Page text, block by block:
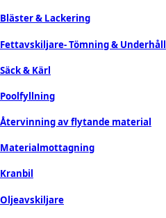
Bläster & Lackering
Fettavskiljare- Tömning & Underhåll
Säck & Kärl
Poolfyllning
Återvinning av flytande material
Materialmottagning
Kranbil
Oljeavskiljare